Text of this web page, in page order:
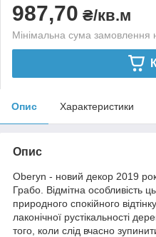
987,70 ₴/кв.м
Мінімальна сума замовлення
Опис Характеристики
Опис
Oberyn - новий декор 2019
Грабо. Відмітна особливість
природного спокійного
лаконічної рустікальності
того, коли слід вчасно